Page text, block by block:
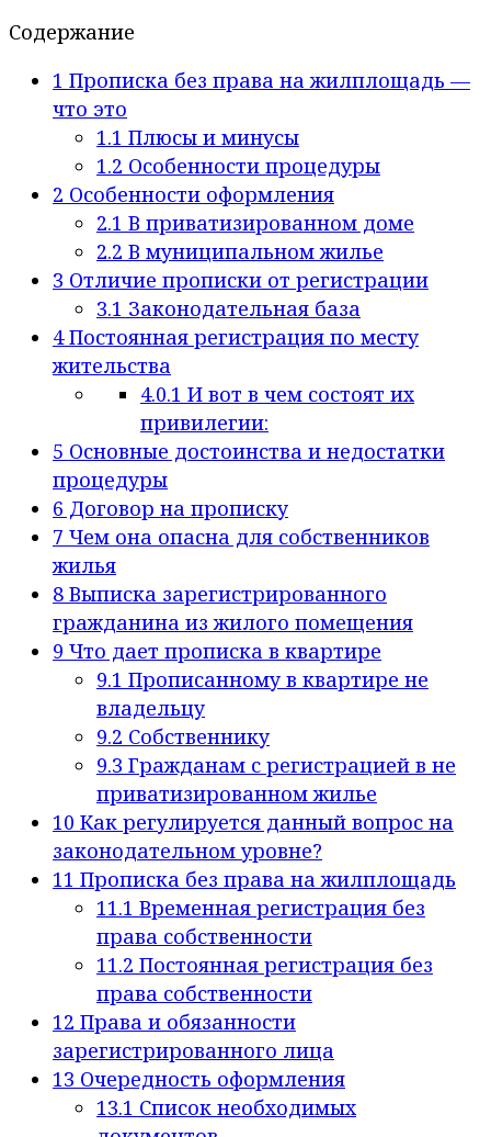
Содержание
1 Прописка без права на жилплощадь —
что это
1.1 Плюсы и минусы
1.2 Особенности процедуры
2 Особенности оформления
2.1 В приватизированном доме
2.2 В муниципальном жилье
3 Отличие прописки от регистрации
3.1 Законодательная база
4Постоянная регистрация по месту
жительства
4.0.1 И вот в чем состоят их
привилегии:
5 Основные достоинства и недостатки
процедуры
6 Договор на прописку
7 Чем она опасна для собственников
жилья
8 Выписка зарегистрированного
гражданина из жилого помещения
9 Что дает прописка в квартире
9.1 Прописанному в квартире не
владельцу
9.2 Собственнику
9.3 Гражданам с регистрацией в не
приватизированном жилье
10 Как регулируется данный вопрос на
законодательном уровне?
11 Прописка без права на жилплощадь
11.1 Временная регистрация без
права собственности
11.2 Постоянная регистрация без
права собственности
12 Права и обязанности
зарегистрированного лица
13 Очередность оформления
13.1 Список необходимых